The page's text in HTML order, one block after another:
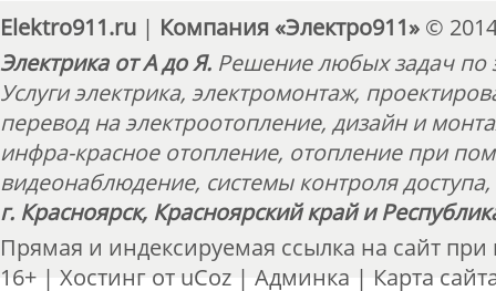
Elektro911.ru | Компания «Электро911» ©
Электрика от А до Я. Решение любых задач по
Услуги электрика, электромонтаж,
перевод на электроотопление, дизайн и
инфра-красное отопление, отопление при
видеонаблюдение, системы контроля
г. Красноярск, Красноярский край и
Прямая и индексируемая ссылка на сайт
16+ | Хостинг от uCoz | Админка | Карта